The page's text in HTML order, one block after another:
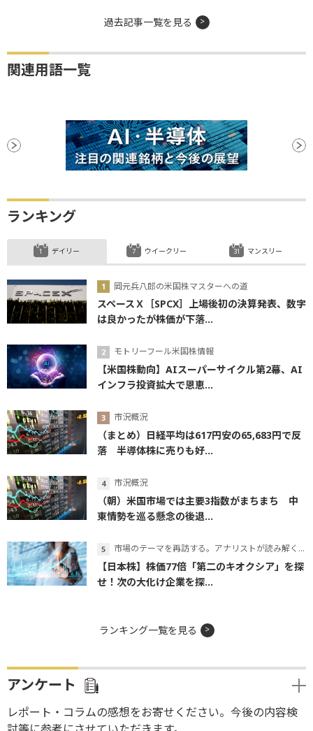
過去記事一覧を見る
関連用語一覧
ランキング
デイリー
岡元兵八郎の米国株マスターへの道
スペースＸ［SPCX］上場後初の決算発表、数字
は良かったが株価が下落...
モトリーフール米国株情報
【米国株動向】AIスーパーサイクル第2幕、AI
インフラ投資拡大で恩恵...
市況概況
（まとめ）日経平均は617円安の65,683円で反
落 半導体株に売りも好...
市況概況
（朝）米国市場では主要3指数がまちまち 中
東情勢を巡る懸念の後退...
市場のテーマを再訪する。アナリストが読み解くテーマの本質
【日本株】株価77倍「第二のキオクシア」を探
せ！次の大化け企業を探...
ウイークリー マンスリー
ランキング一覧を見る
アンケート
レポート・コラムの感想をお寄せください。今後の内容検